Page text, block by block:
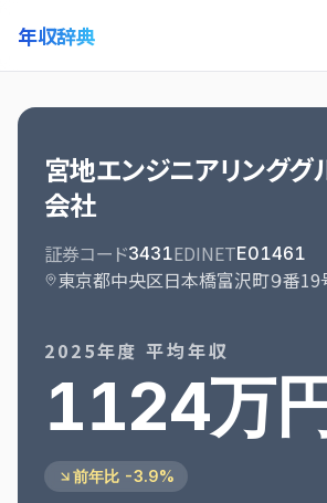
年収辞典
宮地エンジニアリンググ
会社
証券コード3431EDINETE01461
東京都中央区日本橋富沢町９番19
2025年度 平均年収
1124万
前年比 -3.9%